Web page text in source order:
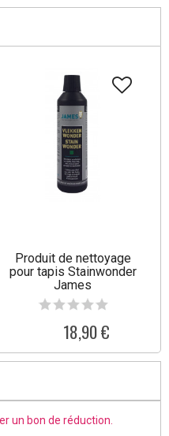
Produit de nettoyage
pour tapis Stainwonder
James
18,90 €
un bon de réduction.